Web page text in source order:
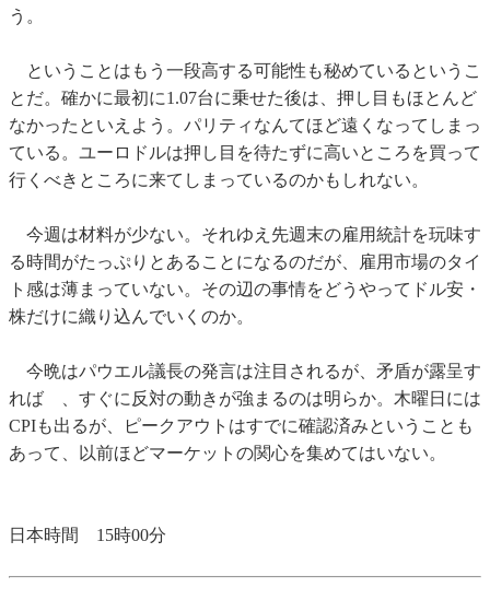
う。
ということはもう一段高する可能性も秘めているというこ
とだ。確かに最初に1.07台に乗せた後は、押し目もほとんど
なかったといえよう。パリティなんてほど遠くなってしまっ
ている。ユーロドルは押し目を待たずに高いところを買って
行くべきところに来てしまっているのかもしれない。
今週は材料が少ない。それゆえ先週末の雇用統計を玩味す
る時間がたっぷりとあることになるのだが、雇用市場のタイ
ト感は薄まっていない。その辺の事情をどうやってドル安・
株だけに織り込んでいくのか。
今晩はパウエル議長の発言は注目されるが、矛盾が露呈す
れば 、すぐに反対の動きが強まるのは明らか。木曜日には
CPIも出るが、ピークアウトはすでに確認済みということも
あって、以前ほどマーケットの関心を集めてはいない。
日本時間 15時00分